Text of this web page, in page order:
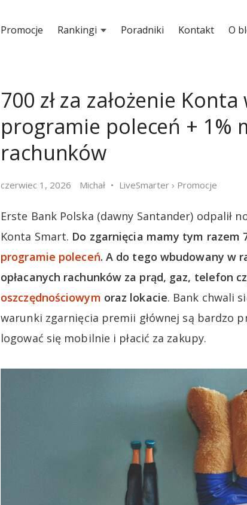
Promocje Rankingi Poradniki Kontakt O
700 zł za założenie
programie poleceń + 1%
rachunków
czerwiec 1, 2026 Michał LiveSmarter › Promocje
Erste Bank Polska (dawny Santander) odpalił
Konta Smart. Do zgarnięcia mamy tym razem
programie poleceń. A do tego wbudowany w
opłacanych rachunków za prąd, gaz, telefon
oszczędnościowym oraz lokacie. Bank chwali
warunki zgarnięcia premii głównej są bardzo
logować się mobilnie i płacić za zakupy.